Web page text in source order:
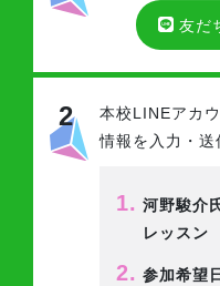
友だ
2 本校LINEアカ
情報を入力・送
1. 河野駿介
レッスン
2. 参加希望